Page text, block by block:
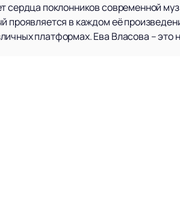
сердца поклонников современной
проявляется в каждом её
платформах. Ева Власова – это